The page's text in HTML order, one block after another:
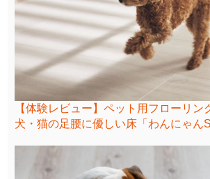
【体験レビュー】ペット用フローリン
犬・猫の足腰に優しい床「わんにゃん